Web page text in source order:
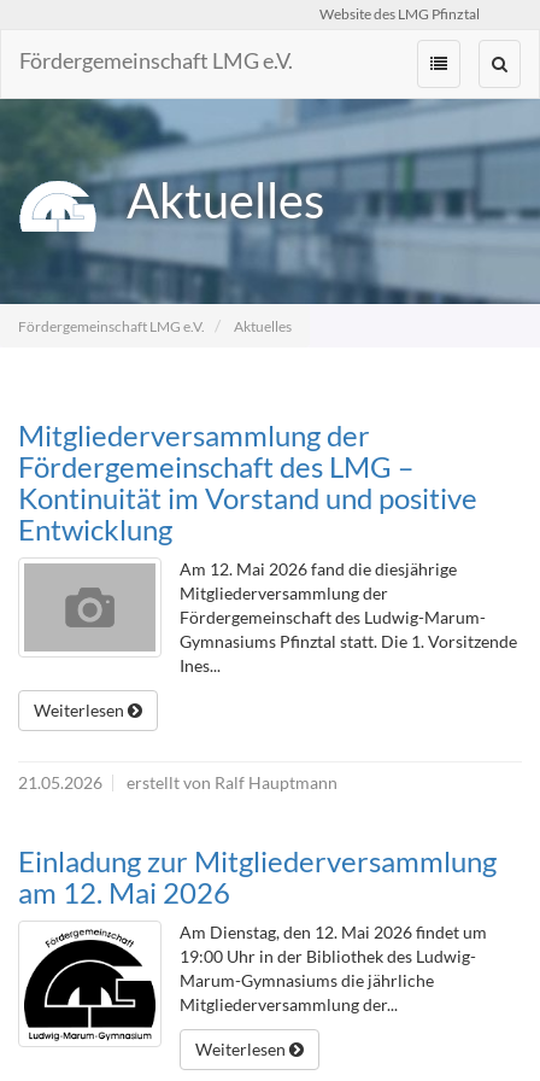
Zum
springen
Website des LMG Pfinztal
Fördergemeinschaft LMG e.V.
Aktuelles
Fördergemeinschaft LMG e.V. Aktuelles
Mitgliederversammlung der
Fördergemeinschaft des LMG –
Kontinuität im Vorstand und positive
Entwicklung
Am 12. Mai 2026 fand die diesjährige
Mitgliederversammlung der
Fördergemeinschaft des Ludwig-Marum-
Gymnasiums Pfinztal statt. Die 1. Vorsitzende
Ines...
Weiterlesen
21.05.2026 erstellt von Ralf Hauptmann
Einladung zur Mitgliederversammlung
am 12. Mai 2026
Am Dienstag, den 12. Mai 2026 findet um
19:00 Uhr in der Bibliothek des Ludwig-
Marum-Gymnasiums die jährliche
Mitgliederversammlung der...
Weiterlesen